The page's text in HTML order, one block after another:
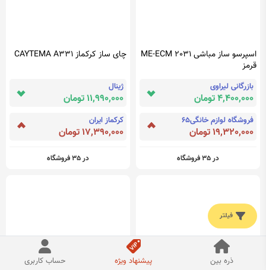
ME-ECM 2031 اسپرسو ساز مباشی
قرمز
بازرگانی لیراوی
4,400,000 تومان
فروشگاه لوازم خانگی65
19,320,000 تومان
در 35 فروشگاه
چای ساز کرکماز CAYTEMA A331
ژینال
11,990,000 تومان
کرکماز ایران
17,390,000 تومان
در 35 فروشگاه
فیلتر
ذره بین پیشنهاد ویژه حساب کاربری